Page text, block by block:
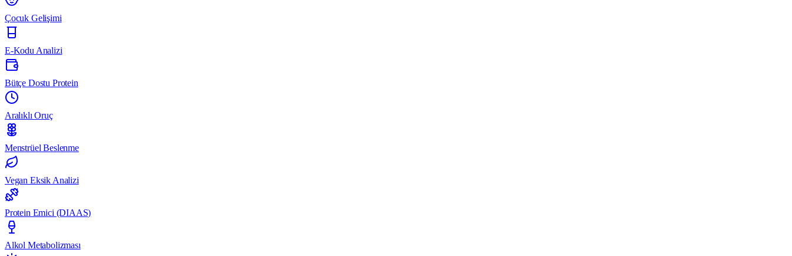
Çocuk Gelişimi
E-Kodu Analizi
Bütçe Dostu Protein
Aralıklı Oruç
Menstrüel Beslenme
Vegan Eksik Analizi
Protein Emici (DIAAS)
Alkol Metabolizması